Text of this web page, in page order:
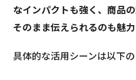
なインパクトも強く、商品
そのまま伝えられるのも魅力
具体的な活用シーンは以下の